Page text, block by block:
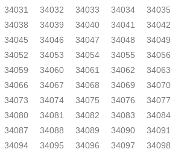
34031 34032 34033 34034
34035
34038 34039 34040 34041
34042
34045 34046 34047 34048
34049
34052 34053 34054 34055
34056
34059 34060 34061 34062
34063
34066 34067 34068 34069
34070
34073 34074 34075 34076
34077
34080 34081 34082 34083
34084
34087 34088 34089 34090
34091
34094 34095 34096 34097
34098